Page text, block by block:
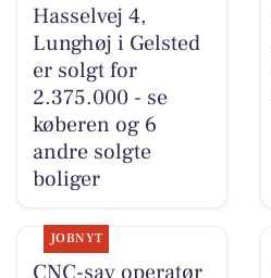
Hasselvej 4,
Lunghøj i Gelsted
er solgt for
2.375.000 - se
køberen og 6
andre solgte
boliger
JOBNYT